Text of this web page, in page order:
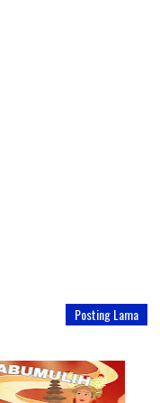
Posting Lama